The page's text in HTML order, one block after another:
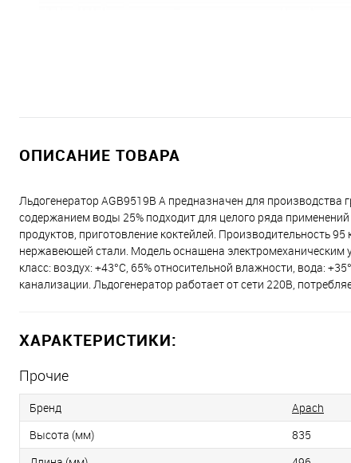
ОПИСАНИЕ ТОВАРА
Льдогенератор AGB9519B A предназначен для
содержанием воды 25% подходит для целого ряда
продуктов, приготовление коктейлей. Производительность
нержавеющей стали. Модель оснащена электромеханическим
класс: воздух: +43°С, 65% относительной влажности, вода:
канализации. Льдогенератор работает от сети 220В,
ХАРАКТЕРИСТИКИ:
Прочие
Бренд
Apach
Высота (мм)
835